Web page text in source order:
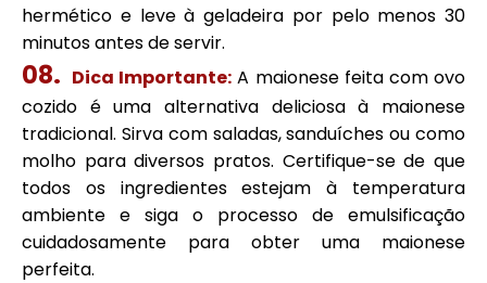
hermético e leve à geladeira por pelo menos 30
minutos antes de servir.
Dica Importante: A maionese feita com ovo
cozido é uma alternativa deliciosa à maionese
tradicional. Sirva com saladas, sanduíches ou como
molho para diversos pratos. Certifique-se de que
todos os ingredientes estejam à temperatura
ambiente e siga o processo de emulsificação
cuidadosamente para obter uma maionese
perfeita.